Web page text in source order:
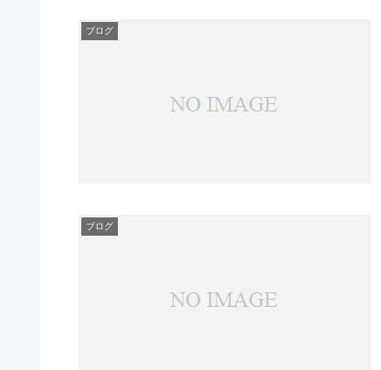
ブログ
ブログ